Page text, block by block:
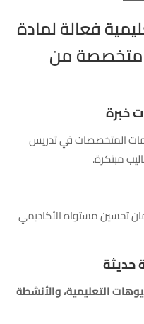
فعالة لمادة
متخصصة من
المتخصصات في تدريس
مبتكرة.
تحسين مستواه الأكاديمي
التعليمية، والأنشطة